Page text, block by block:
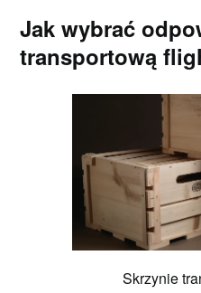
Jak wybrać
transportową
Skrzynie